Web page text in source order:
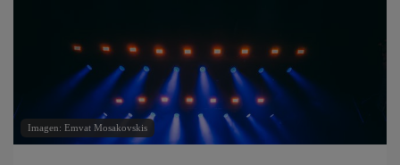
Imagen: Emvat Mosakovskis